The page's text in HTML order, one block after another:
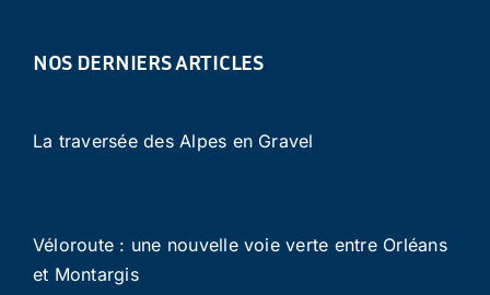
NOS DERNIERS ARTICLES
La traversée des Alpes en Gravel
Véloroute : une nouvelle voie verte entre Orléans
et Montargis